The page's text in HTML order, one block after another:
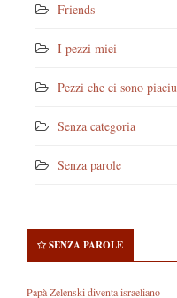
Friends
I pezzi miei
Pezzi che ci sono
Senza categoria
Senza parole
SENZA PAROLE
Papà Zelenski diventa israeliano